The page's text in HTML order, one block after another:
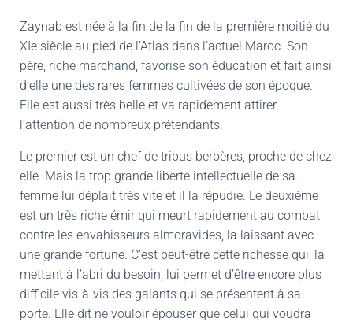
Zaynab est née à la fin de la fin de la première moitié du
XIe siècle au pied de l’Atlas dans l’actuel Maroc. Son
père, riche marchand, favorise son éducation et fait ainsi
d’elle une des rares femmes cultivées de son époque.
Elle est aussi très belle et va rapidement attirer
l’attention de nombreux prétendants.
Le premier est un chef de tribus berbères, proche de chez
elle. Mais la trop grande liberté intellectuelle de sa
femme lui déplait très vite et il la répudie. Le deuxième
est un très riche émir qui meurt rapidement au combat
contre les envahisseurs almoravides, la laissant avec
une grande fortune. C’est peut-être cette richesse qui, la
mettant à l’abri du besoin, lui permet d’être encore plus
difficile vis-à-vis des galants qui se présentent à sa
porte. Elle dit ne vouloir épouser que celui qui voudra